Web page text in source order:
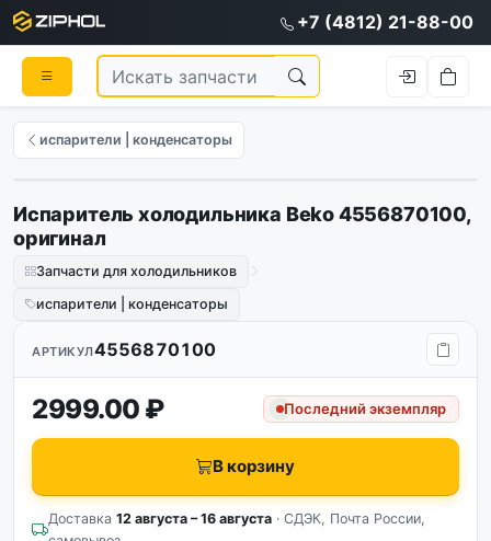
+7 (4812) 21-88-00
испарители | конденсаторы
Оригинал
Испаритель холодильника Beko 4556870100,
оригинал
Запчасти для холодильников
испарители | конденсаторы
АРТИКУЛ4556870100
2999.00 ₽ Последний экземпляр
В корзину
Доставка 12 августа – 16 августа · СДЭК, Почта России,